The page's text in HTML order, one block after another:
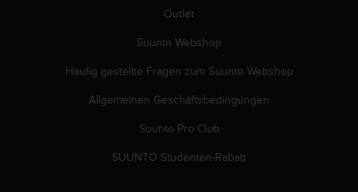
Outlet
Suunto Webshop
Häufig gestellte Fragen zum Suunto Webshop
Allgemeinen Geschäftsbedingungen
Suunto Pro Club
SUUNTO Studenten-Rabatt